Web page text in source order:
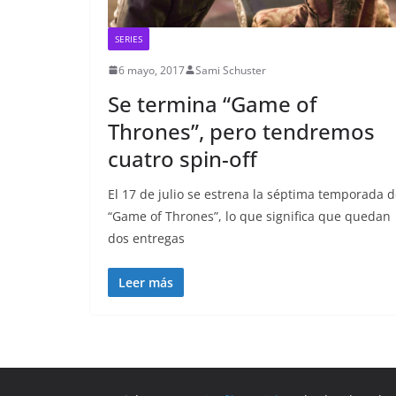
SERIES
6 mayo, 2017 Sami Schuster
Se termina “Game of
Thrones”, pero tendremos
cuatro spin-off
El 17 de julio se estrena la séptima temporada
“Game of Thrones”, lo que significa que quedan
dos entregas
Leer más